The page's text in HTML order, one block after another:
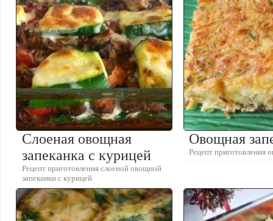
Слоеная овощная
запеканка с курицей
Рецепт приготовления слоеной овощной
запеканки с курицей
Овощная
Рецепт приготовления